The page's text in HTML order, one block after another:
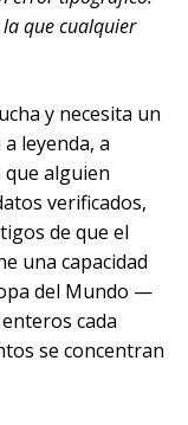
que cualquier
y necesita un
leyenda, a
alguien
verificados,
de que el
una capacidad
del Mundo —
cada
se concentran